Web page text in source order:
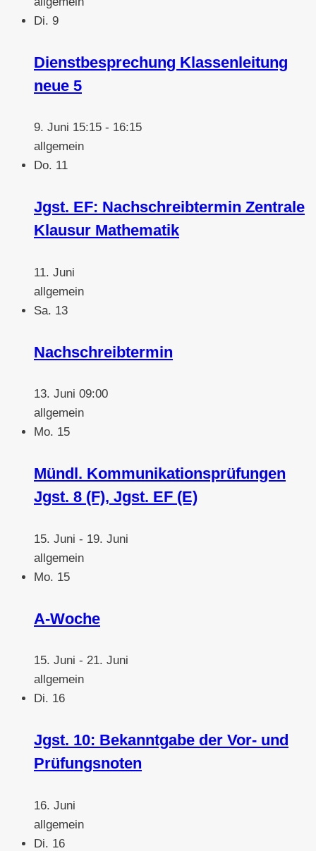
Di. 9
Dienstbesprechung Klassenleitung
neue 5
9. Juni 15:15 - 16:15
allgemein
Do. 11
Jgst. EF: Nachschreibtermin Zentrale
Klausur Mathematik
11. Juni
allgemein
Sa. 13
Nachschreibtermin
13. Juni 09:00
allgemein
Mo. 15
Mündl. Kommunikationsprüfungen
Jgst. 8 (F), Jgst. EF (E)
15. Juni - 19. Juni
allgemein
Mo. 15
A-Woche
15. Juni - 21. Juni
allgemein
Di. 16
Jgst. 10: Bekanntgabe der Vor- und
Prüfungsnoten
16. Juni
allgemein
Di. 16